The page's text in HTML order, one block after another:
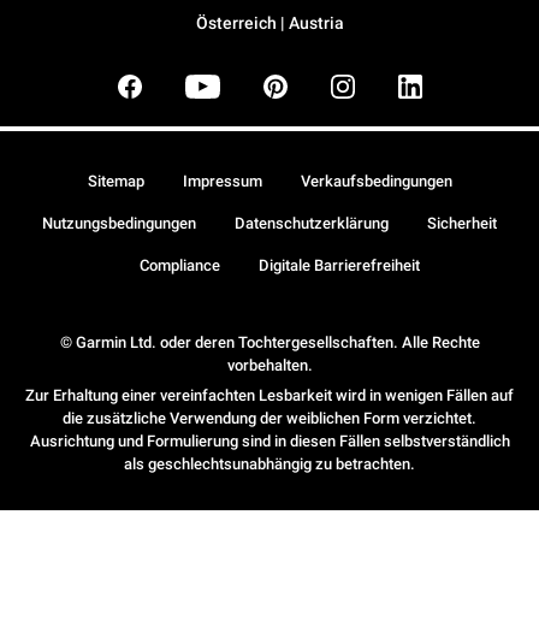
Österreich | Austria
© Garmin Ltd. oder deren Tochtergesellschaften. Alle Rechte
vorbehalten.
Zur Erhaltung einer vereinfachten Lesbarkeit wird in wenigen Fällen auf
die zusätzliche Verwendung der weiblichen Form verzichtet.
Ausrichtung und Formulierung sind in diesen Fällen selbstverständlich
als geschlechtsunabhängig zu betrachten.
Sitemap Impressum Verkaufsbedingungen
Nutzungsbedingungen Datenschutzerklärung Sicherheit
Compliance Digitale Barrierefreiheit